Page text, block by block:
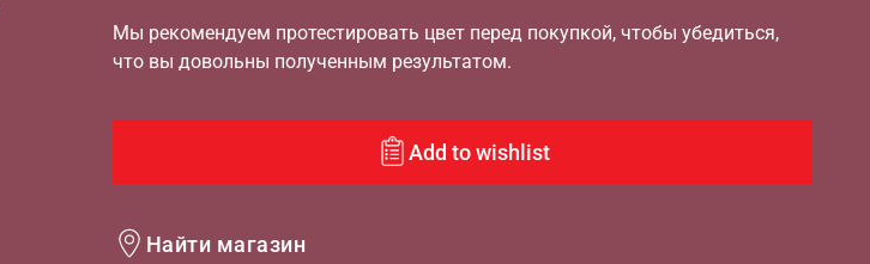
Мы рекомендуем протестировать цвет перед покупкой, чтобы убедиться,
что вы довольны полученным результатом.
Add to wishlist
Найти магазин